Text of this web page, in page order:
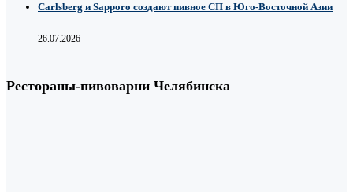
Carlsberg и Sapporo создают пивное СП в Юго-Восточной Азии
26.07.2026
Рестораны-пивоварни Челябинска